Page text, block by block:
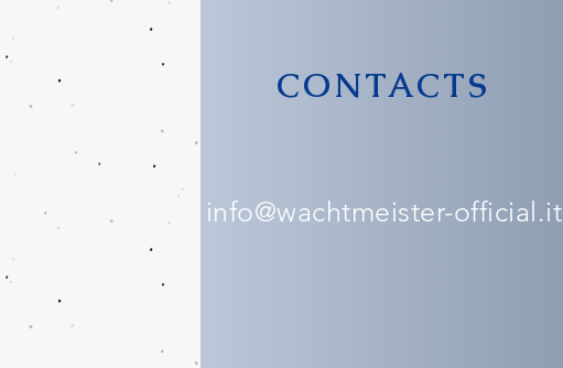
CONTACTS
info@wachtmeister-official.it